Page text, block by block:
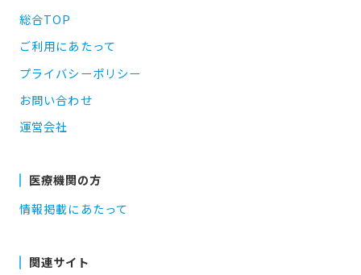
総合TOP
ご利用にあたって
プライバシーポリシー
お問い合わせ
運営会社
医療機関の方
情報掲載にあたって
関連サイト